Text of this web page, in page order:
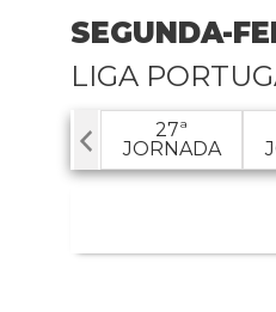
SEGUNDA-
LIGA
27ª
JORNADA